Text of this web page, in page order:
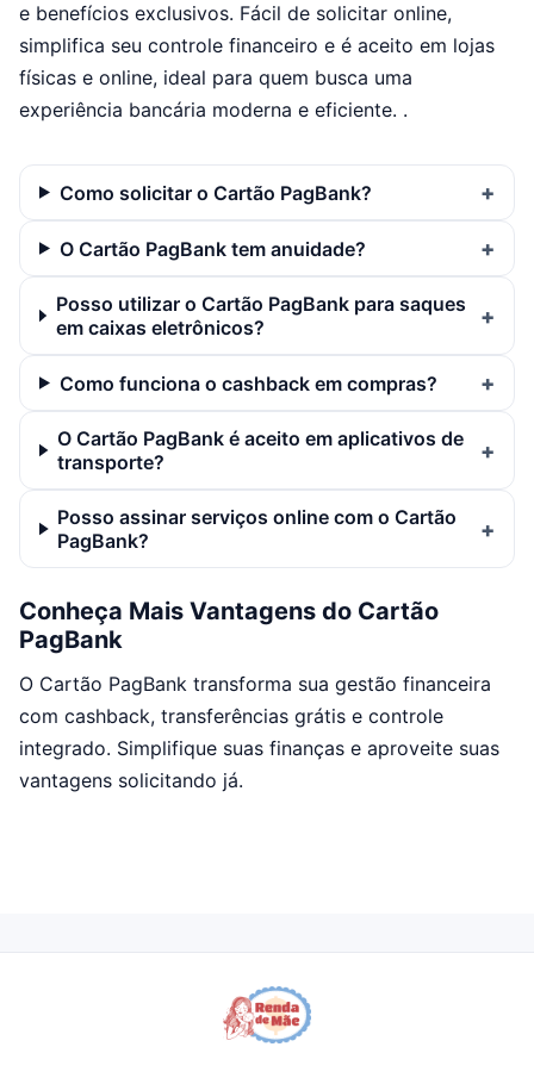
e benefícios exclusivos. Fácil de solicitar online,
simplifica seu controle financeiro e é aceito em lojas
físicas e online, ideal para quem busca uma
experiência bancária moderna e eficiente. .
Como solicitar o Cartão PagBank?
O Cartão PagBank tem anuidade?
Posso utilizar o Cartão PagBank para saques
em caixas eletrônicos?
Como funciona o cashback em compras?
O Cartão PagBank é aceito em aplicativos de
transporte?
Posso assinar serviços online com o Cartão
PagBank?
Conheça Mais Vantagens do Cartão
PagBank
O Cartão PagBank transforma sua gestão financeira
com cashback, transferências grátis e controle
integrado. Simplifique suas finanças e aproveite suas
vantagens solicitando já.